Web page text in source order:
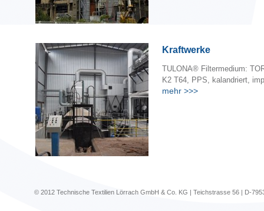
Kraftwerke
TULONA® Filtermedium:
K2 T64, PPS, kalandriert,
mehr>>>
© 2012 Technische Textilien Lörrach GmbH & Co. KG | Teichstrasse 56 | D-